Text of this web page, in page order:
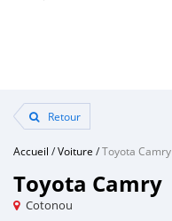
Retour
Accueil /Voiture /Toyota Camry
Toyota Camry
Cotonou